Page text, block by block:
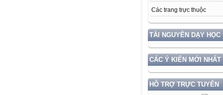
Các trang trực thuộc
TÀI NGUYÊN DẠY HỌC
CÁC Ý KIẾN MỚI NHẤT
HỖ TRỢ TRỰC TUYẾN